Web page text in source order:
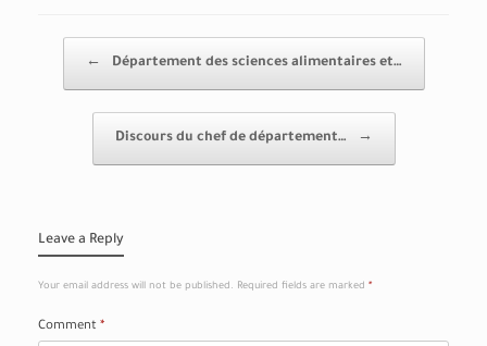
← Département des sciences alimentaires et…
Discours du chef de département… →
Leave a Reply
Your email address will not be published. Required fields are marked *
Comment *